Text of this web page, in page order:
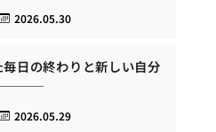
2026.05.30
日の終わりと新しい自分
2026.05.29